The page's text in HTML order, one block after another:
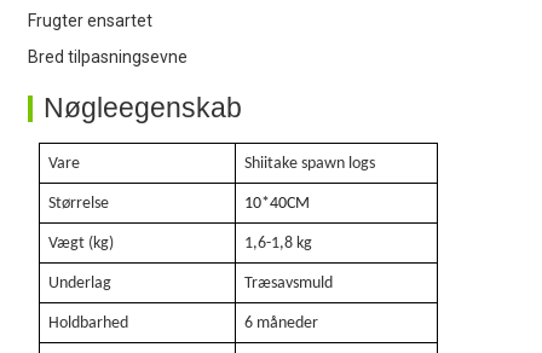
Frugter ensartet
Bred tilpasningsevne
Nøgleegenskab
Vare Shiitake spawn logs
Størrelse 10*40CM
Vægt (kg) 1,6-1,8 kg
Underlag Træsavsmuld
Holdbarhed 6 måneder